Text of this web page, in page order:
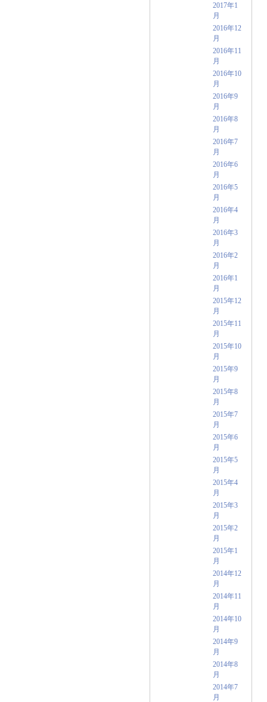
2017年1
月
2016年12
月
2016年11
月
2016年10
月
2016年9
月
2016年8
月
2016年7
月
2016年6
月
2016年5
月
2016年4
月
2016年3
月
2016年2
月
2016年1
月
2015年12
月
2015年11
月
2015年10
月
2015年9
月
2015年8
月
2015年7
月
2015年6
月
2015年5
月
2015年4
月
2015年3
月
2015年2
月
2015年1
月
2014年12
月
2014年11
月
2014年10
月
2014年9
月
2014年8
月
2014年7
月